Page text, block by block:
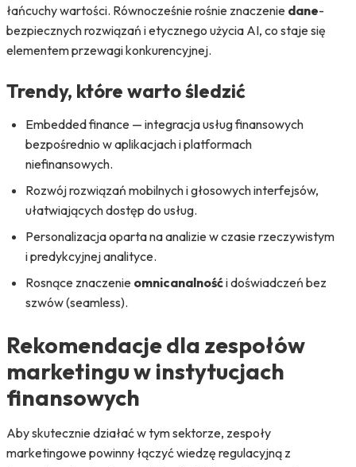
łańcuchy wartości. Równocześnie rośnie znaczenie dane-
bezpiecznych rozwiązań i etycznego użycia AI, co staje się
elementem przewagi konkurencyjnej.
Trendy, które warto śledzić
Embedded finance — integracja usług finansowych
bezpośrednio w aplikacjach i platformach
niefinansowych.
Rozwój rozwiązań mobilnych i głosowych interfejsów,
ułatwiających dostęp do usług.
Personalizacja oparta na analizie w czasie rzeczywistym
i predykcyjnej analityce.
Rosnące znaczenie omnicanalnośći doświadczeń bez
szwów (seamless).
Rekomendacje dla zespołów
marketingu w instytucjach
finansowych
Aby skutecznie działać w tym sektorze, zespoły
marketingowe powinny łączyć wiedzę regulacyjną z